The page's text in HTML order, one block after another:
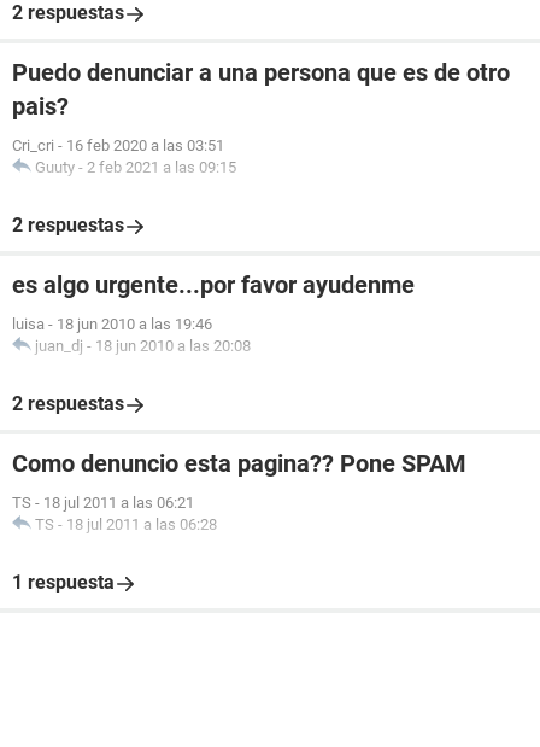
2 respuestas
Puedo denunciar a una persona que es de otro
pais?
Cri_cri - 16 feb 2020 a las 03:51
Guuty - 2 feb 2021 a las 09:15
2 respuestas
es algo urgente...por favor ayudenme
luisa - 18 jun 2010 a las 19:46
juan_dj - 18 jun 2010 a las 20:08
2 respuestas
Como denuncio esta pagina?? Pone SPAM
TS - 18 jul 2011 a las 06:21
TS - 18 jul 2011 a las 06:28
1 respuesta